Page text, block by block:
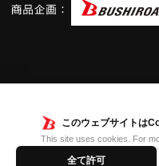
このウェブサイトは
This site uses cookies. For
全て許可